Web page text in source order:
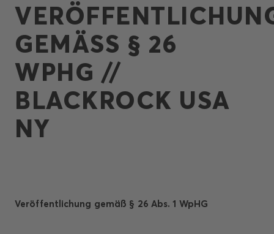
GEMÄSS § 26 W
PHG // B
LACKROCK USA N
Y
Veröffentlichung gemäß § 26 Abs. 1 WpHG